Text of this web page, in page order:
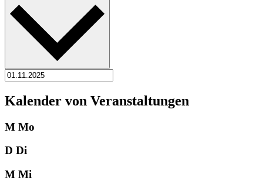
Kalender von Veranstaltungen
M Mo
D Di
M Mi